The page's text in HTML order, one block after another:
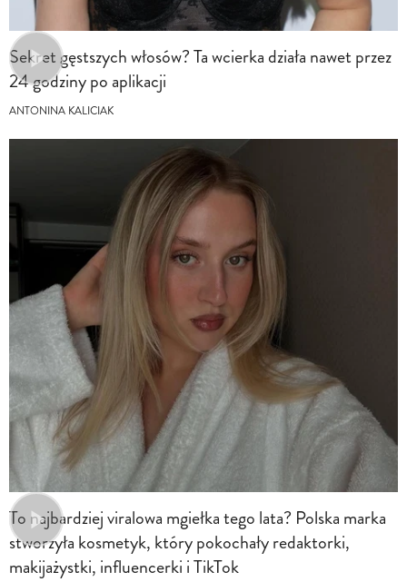
Sekret gęstszych włosów? Ta wcierka działa nawet przez
24 godziny po aplikacji
ANTONINA KALICIAK
To najbardziej viralowa mgiełka tego lata? Polska marka
stworzyła kosmetyk, który pokochały redaktorki,
makijażystki, influencerki i TikTok